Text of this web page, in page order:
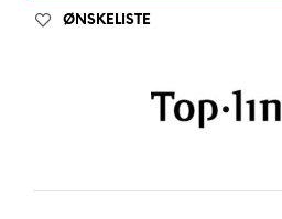
ØNSKELISTE